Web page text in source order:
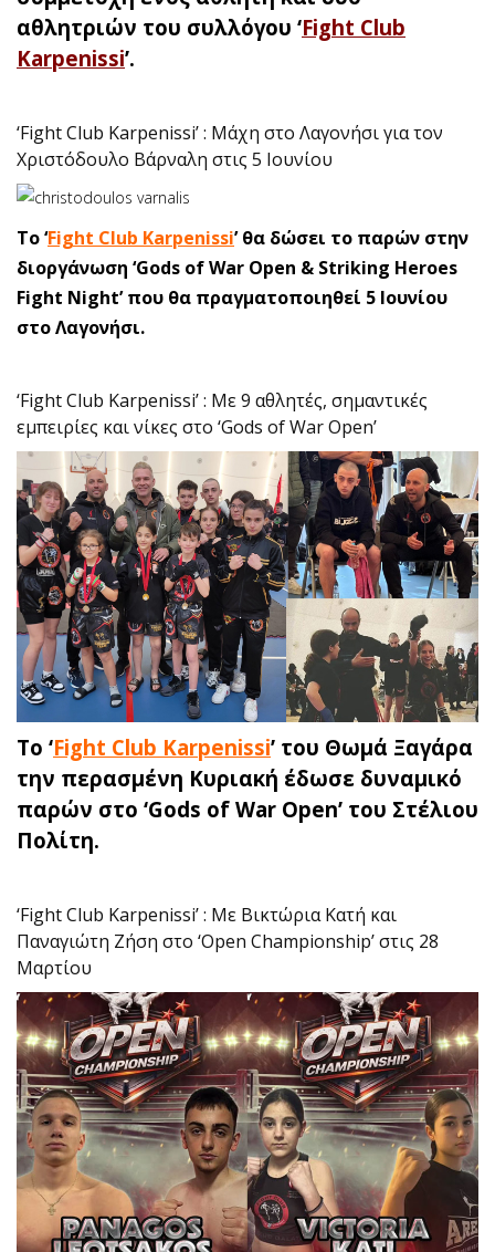
αθλητριών του συλλόγου ‘Fight Club
Karpenissi’.
‘Fight Club Karpenissi’ : Μάχη στο Λαγονήσι για τον
Χριστόδουλο Βάρναλη στις 5 Ιουνίου
Το ‘Fight Club Karpenissi’ θα δώσει το παρών στην
διοργάνωση ‘Gods of War Open & Striking Heroes
Fight Night’ που θα πραγματοποιηθεί 5 Ιουνίου
στο Λαγονήσι.
‘Fight Club Karpenissi’ : Με 9 αθλητές, σημαντικές
εμπειρίες και νίκες στο ‘Gods of War Open’
To ‘Fight Club Karpenissi’ του Θωμά Ξαγάρα
την περασμένη Κυριακή έδωσε δυναμικό
παρών στο ‘Gods of War Open’ του Στέλιου
Πολίτη.
‘Fight Club Karpenissi’ : Με Βικτώρια Κατή και
Παναγιώτη Ζήση στο ‘Open Championship’ στις 28
Μαρτίου